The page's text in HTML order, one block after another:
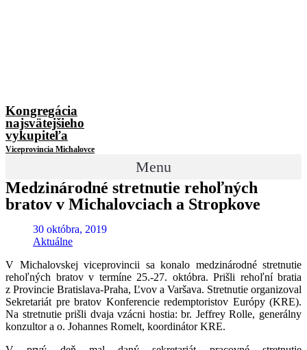
Kongregácia
najsvätejšieho
vykupiteľa
Viceprovincia Michalovce
Menu
Medzinárodné stretnutie rehoľných
bratov v Michalovciach a Stropkove
30 októbra, 2019
Aktuálne
V Michalovskej viceprovincii sa konalo medzinárodné stretnutie
rehoľných bratov v termíne 25.-27. októbra. Prišli rehoľní bratia
z Provincie Bratislava-Praha, Ľvov a Varšava. Stretnutie organizoval
Sekretariát pre bratov Konferencie redemptoristov Európy (KRE).
Na stretnutie prišli dvaja vzácni hostia: br. Jeffrey Rolle, generálny
konzultor a o. Johannes Romelt, koordinátor KRE.